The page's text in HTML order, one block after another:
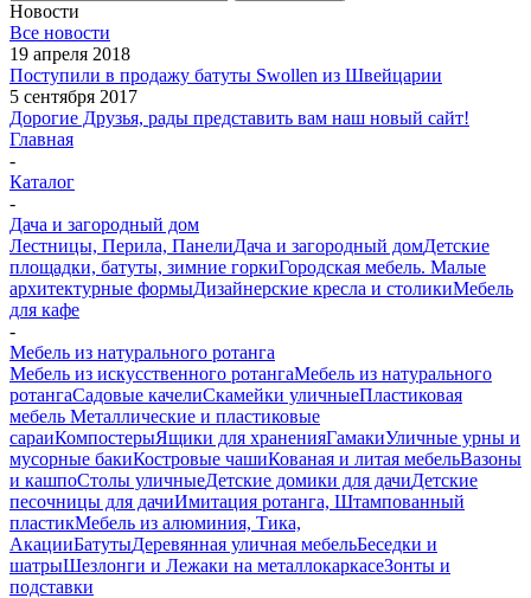
Новости
Все новости
19 апреля 2018
Поступили в продажу батуты Swollen из Швейцарии
5 сентября 2017
Дорогие Друзья, рады представить вам наш новый сайт!
Главная
-
Каталог
-
Дача и загородный дом
Лестницы, Перила, ПанелиДача и загородный домДетские
площадки, батуты, зимние горкиГородская мебель. Малые
архитектурные формыДизайнерские кресла и столикиМебель
для кафе
-
Мебель из натурального ротанга
Мебель из искусственного ротангаМебель из натурального
ротангаСадовые качелиСкамейки уличныеПластиковая
мебель Металлические и пластиковые
сараиКомпостерыЯщики для храненияГамакиУличные урны и
мусорные бакиКостровые чашиКованая и литая мебельВазоны
и кашпоСтолы уличныеДетские домики для дачиДетские
песочницы для дачиИмитация ротанга, Штампованный
пластикМебель из алюминия, Тика,
АкацииБатутыДеревянная уличная мебельБеседки и
шатрыШезлонги и Лежаки на металлокаркасеЗонты и
подставки